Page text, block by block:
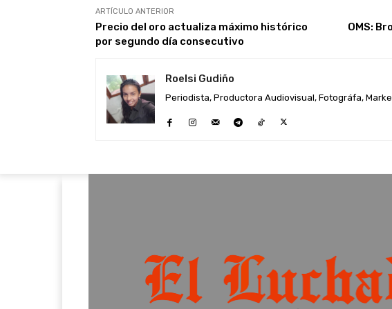
ARTÍCULO ANTERIOR
Precio del oro actualiza máximo histórico
por segundo día consecutivo
OMS:
Roelsi Gudiño
Periodista, Productora Audiovisual, Fotográfa,